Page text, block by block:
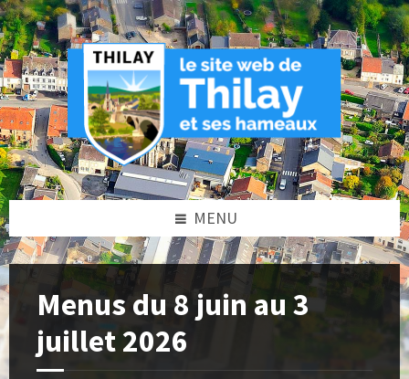
Skip
to
content
Skip
to
left
sidebar
Skip
to
footer
MENU
Menus du 8 juin au 3
juillet 2026